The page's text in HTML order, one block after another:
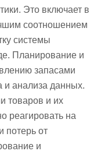
Это включает в
соотношением
системы
Планирование и
запасами
и анализа данных.
товаров и их
реагировать на
потерь от
и